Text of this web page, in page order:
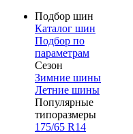
Подбор шин
Каталог шин
Подбор по
параметрам
Сезон
Зимние шины
Летние шины
Популярные
типоразмеры
175/65 R14